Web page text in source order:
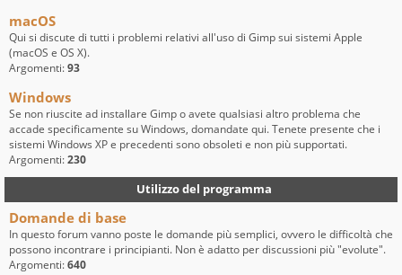
macOS
Qui si discute di tutti i problemi relativi all'uso di Gimp sui sistemi Apple
(macOS e OS X).
Argomenti:93
Windows
Se non riuscite ad installare Gimp o avete qualsiasi altro problema che
accade specificamente su Windows, domandate qui. Tenete presente che i
sistemi Windows XP e precedenti sono obsoleti e non più supportati.
Argomenti:230
Utilizzo del programma
Domande di base
In questo forum vanno poste le domande più semplici, ovvero le difficoltà che
possono incontrare i principianti. Non è adatto per discussioni più "evolute".
Argomenti:640